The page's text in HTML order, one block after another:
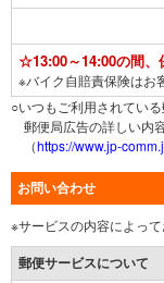
☆13:00～14:00の間、
※バイク自賠責保険はお
○いつもご利用されてい
郵便局広告の詳しい内
（https://www.jp-
お問い合わせ
※サービスの内容によって
郵便サービスについて